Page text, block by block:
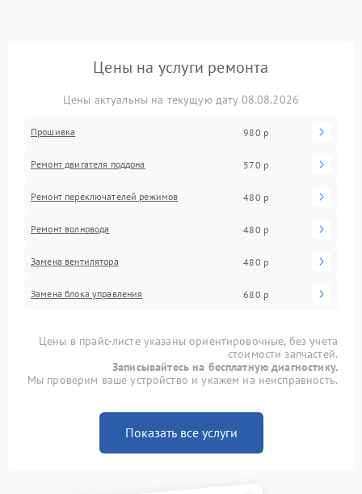
Цены на услуги ремонта
Цены актуальны на текущую дату 08.08.2026
Прошивка 980 р
Ремонт двигателя поддона 570 р
Ремонт переключателей режимов 480 р
Ремонт волновода 480 р
Замена вентилятора 480 р
Замена блока управления 680 р
Цены в прайс-листе указаны ориентировочные, без учета
стоимости запчастей.
Записывайтесь на бесплатную диагностику.
Мы проверим ваше устройство и укажем на неисправность.
Показать все услуги